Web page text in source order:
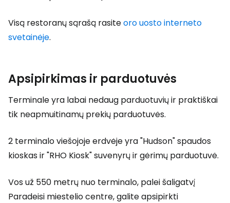
Visą restoranų sąrašą rasiteoro uosto interneto
svetainėje.
Apsipirkimas ir parduotuvės
Terminale yra labai nedaug parduotuvių ir praktiškai
tik neapmuitinamų prekių parduotuvės.
2 terminalo viešojoje erdvėje yra "Hudson" spaudos
kioskas ir "RHO Kiosk" suvenyrų ir gėrimų parduotuvė.
Vos už 550 metrų nuo terminalo, palei šaligatvį
Paradeisi miestelio centre, galite apsipirkti